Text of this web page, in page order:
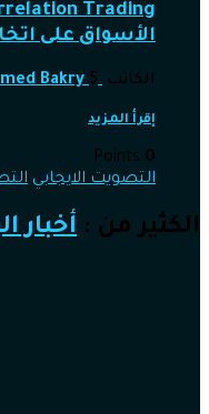
الأسواق على
الكاتب Bakry 5 أغسطس، 2026, 12:57 م
إقرأ المزيد
0
التصويت الايجابي
الكثير من : أخبار